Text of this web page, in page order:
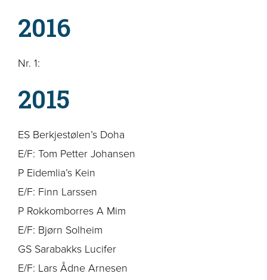
2016
Nr. 1:
2015
ES Berkjestølen’s Doha
E/F: Tom Petter Johansen
P Eidemlia’s Kein
E/F: Finn Larssen
P Rokkomborres A Mim
E/F: Bjørn Solheim
GS Sarabakks Lucifer
E/F: Lars Ådne Arnesen